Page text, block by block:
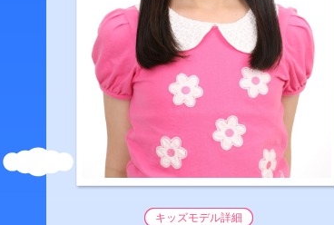
キッズモデル詳細